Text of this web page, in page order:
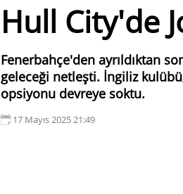
Hull City'de
Fenerbahçe'den ayrıldıktan
geleceği netleşti. İngiliz
opsiyonu devreye soktu.
17 Mayıs 2025 21:49